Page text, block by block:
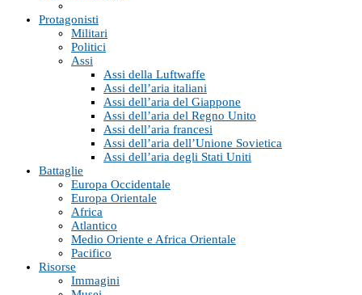
Protagonisti
Militari
Politici
Assi
Assi della Luftwaffe
Assi dell’aria italiani
Assi dell’aria del Giappone
Assi dell’aria del Regno Unito
Assi dell’aria francesi
Assi dell’aria dell’Unione Sovietica
Assi dell’aria degli Stati Uniti
Battaglie
Europa Occidentale
Europa Orientale
Africa
Atlantico
Medio Oriente e Africa Orientale
Pacifico
Risorse
Immagini